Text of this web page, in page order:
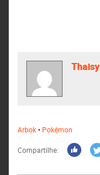
Thaisy
Arbok• Pokémon
Compartilhe: